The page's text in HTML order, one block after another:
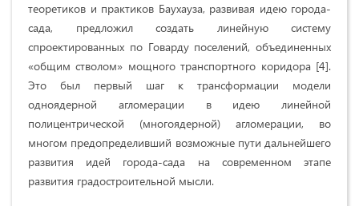
теоретиков и практиков Баухауза, развивая идею города-
сада, предложил создать линейную систему
спроектированных по Говарду поселений, объединенных
«общим стволом» мощного транспортного коридора [4].
Это был первый шаг к трансформации модели
одноядерной агломерации в идею линейной
полицентрической (многоядерной) агломерации, во
многом предопределивший возможные пути дальнейшего
развития идей города-сада на современном этапе
развития градостроительной мысли.